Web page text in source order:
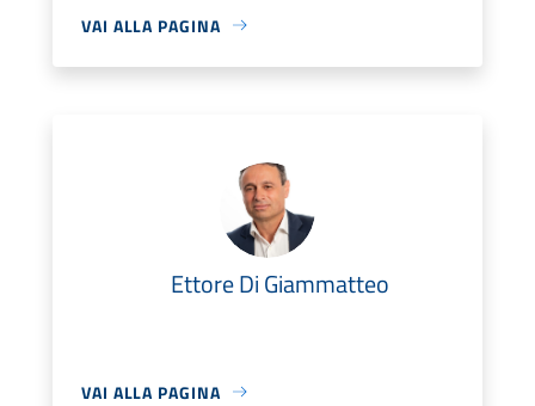
VAI ALLA PAGINA
Ettore Di Giammatteo
VAI ALLA PAGINA